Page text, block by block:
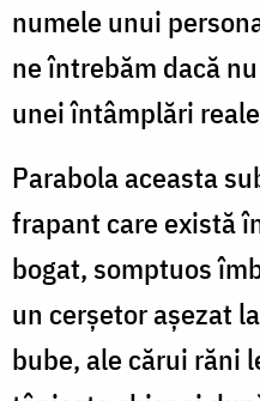
numele unui
ne întrebăm dacă
unei întâmplări
Parabola aceasta
frapant care există
bogat, somptuos
un cerșetor așezat
bube, ale cărui răni